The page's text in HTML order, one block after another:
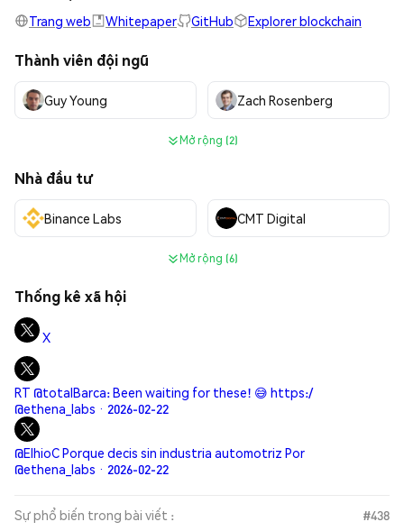
Trang web Whitepaper GitHub Explorer blockchain
Thành viên đội ngũ
Guy Young Zach Rosenberg
Mở rộng (2)
Nhà đầu tư
Binance Labs CMT Digital
Mở rộng (6)
Thống kê xã hội
X
RT @totalBarca: Been waiting for these! 😅 https:/
@ethena_labs · 2026-02-22
@ElhioC Porque decis sin industria automotriz Por
@ethena_labs · 2026-02-22
Sự phổ biến trong bài viết :
#438